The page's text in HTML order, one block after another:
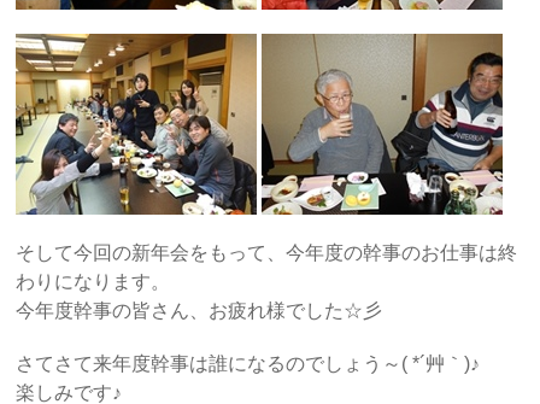
そして今回の新年会をもって、今年度の幹事のお仕事は終
わりになります。
今年度幹事の皆さん、お疲れ様でした☆彡
さてさて来年度幹事は誰になるのでしょう～( *´艸｀)♪
楽しみです♪